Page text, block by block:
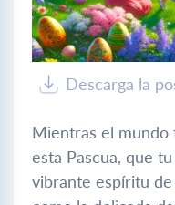
Descarga la
Mientras el
esta Pascua, que
vibrante espíritu